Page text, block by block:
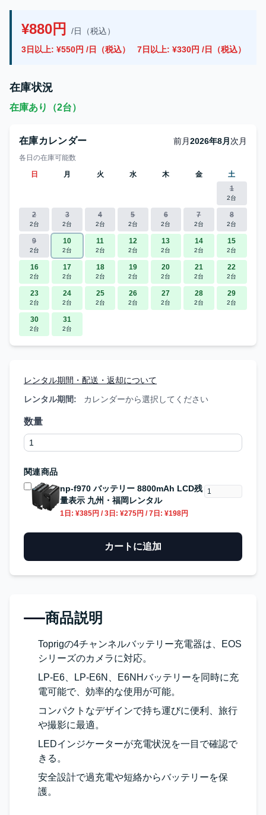
¥880円
/日（税込）
3日以上: ¥550円 /日（税込）
7日以上: ¥330円 /日（税込）
在庫状況
在庫あり（2台）
在庫カレンダー 前月2026年8月 次月
各日の在庫可能数
日
月 火 水 木 金
土
1
2台
2
2台
3
2台
4
2台
5
2台
6
2台
7
2台
8
2台
9
2台
10
2台
11
2台
12
2台
13
2台
14
2台
15
2台
16
2台
17
2台
18
2台
19
2台
20
2台
21
2台
22
2台
23
2台
24
2台
25
2台
26
2台
27
2台
28
2台
29
2台
30
2台
31
2台
レンタル期間・配送・返却について
レンタル期間:
カレンダーから選択してください
数量
関連商品
np-f970 バッテリー 8800mAh LCD残
量表示 九州・福岡レンタル
1日: ¥385円 / 3日: ¥275円 / 7日: ¥198円
カートに追加
商品説明
Toprigの4チャンネルバッテリー充電器は、EOS
シリーズのカメラに対応。
LP-E6、LP-E6N、E6NHバッテリーを同時に充
電可能で、効率的な使用が可能。
コンパクトなデザインで持ち運びに便利、旅行
や撮影に最適。
LEDインジケーターが充電状況を一目で確認で
きる。
安全設計で過充電や短絡からバッテリーを保
護。